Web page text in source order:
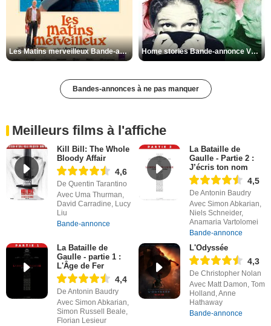
Les Matins merveilleux Bande-annonce VF Home stories Bande-annonce VO STFR
Bandes-annonces à ne pas manquer
Meilleurs films à l'affiche
Kill Bill: The Whole
Bloody Affair
4,6
De Quentin Tarantino
Avec Uma Thurman,
David Carradine, Lucy
Liu
Bande-annonce
La Bataille de
Gaulle - Partie 2 :
J’écris ton nom
4,5
De Antonin Baudry
Avec Simon Abkarian,
Niels Schneider,
Anamaria Vartolomei
Bande-annonce
La Bataille de
Gaulle - partie 1 :
L'Âge de Fer
4,4
De Antonin Baudry
Avec Simon Abkarian,
Simon Russell Beale,
Florian Lesieur
L'Odyssée
4,3
De Christopher Nolan
Avec Matt Damon, Tom
Holland, Anne
Hathaway
Bande-annonce